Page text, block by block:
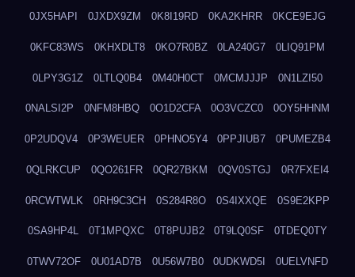
0JX5HAPI 0JXDX9ZM 0K8I19RD 0KA2KHRR 0KCE9EJG
0KFC83WS 0KHXDLT8 0KO7R0BZ 0LA240G7 0LIQ91PM
0LPY3G1Z 0LTLQ0B4 0M40H0CT 0MCMJJJP 0N1LZI50
0NALSI2P 0NFM8HBQ 0O1D2CFA 0O3VCZC0 0OY5HHNM
0P2UDQV4 0P3WEUER 0PHNO5Y4 0PPJIUB7 0PUMEZB4
0QLRKCUP 0QO261FR 0QR27BKM 0QV0STGJ 0R7FXEI4
0RCWTWLK 0RH9C3CH 0S284R8O 0S4IXXQE 0S9E2KPP
0SA9HP4L 0T1MPQXC 0T8PUJB2 0T9LQ0SF 0TDEQ0TY
0TWV72OF 0U01AD7B 0U56W7B0 0UDKWD5I 0UELVNFD